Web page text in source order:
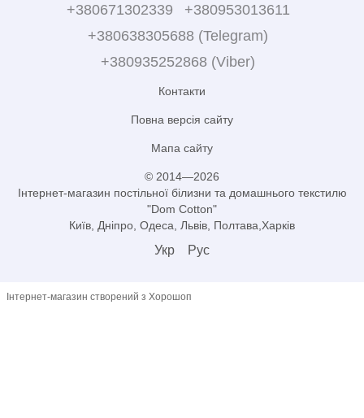
+380671302339
+380953013611
+380638305688 (Telegram)
+380935252868 (Viber)
Контакти
Повна версія сайту
Мапа сайту
© 2014—2026
Інтернет-магазин постільної білизни та домашнього текстилю
"Dom Cotton"
Київ, Дніпро, Одеса, Львів, Полтава,Харків
Укр Рус
Інтернет-магазин створений з Хорошоп